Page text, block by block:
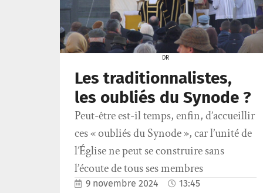
DR
Les traditionnalistes,
les oubliés du Synode ?
Peut-être est-il temps, enfin, d’accueillir
ces « oubliés du Synode », car l’unité de
l’Église ne peut se construire sans
l’écoute de tous ses membres
9 novembre 2024 13:45